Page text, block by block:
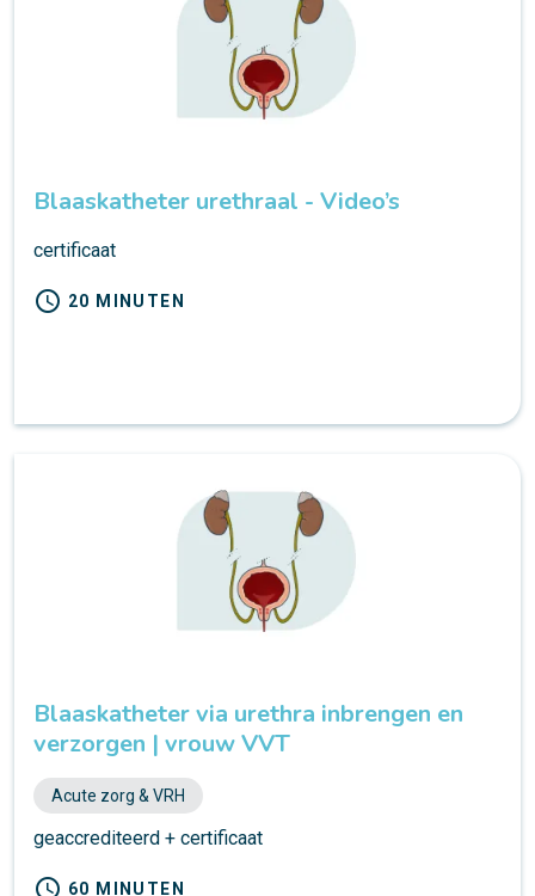
Blaaskatheter urethraal - Video’s
certificaat
schedule 20 MINUTEN
Blaaskatheter via urethra inbrengen en
verzorgen | vrouw VVT
Acute zorg & VRH
geaccrediteerd + certificaat
schedule 60 MINUTEN